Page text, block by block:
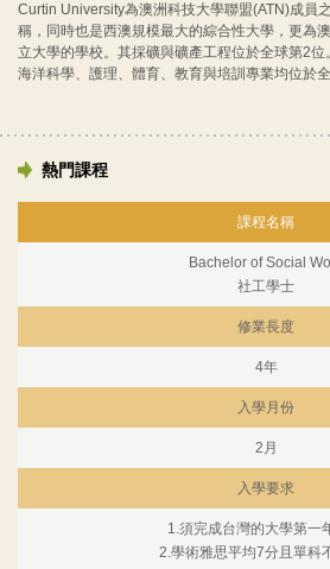
Curtin University為澳洲科技大學聯盟(ATN)成員
稱，同時也是西澳規模最大的綜合性大學，更為
立大學的學校。其採礦與礦產工程位於全球第2
海洋科學、護理、體育、教育與培訓專業均位於全
熱門課程
課程名稱
Bachelor of Social
社工學士
修業長度
4年
入學月份
2月
入學要求
1.須完成台灣的大學第一
2.學術雅思平均7分且單科